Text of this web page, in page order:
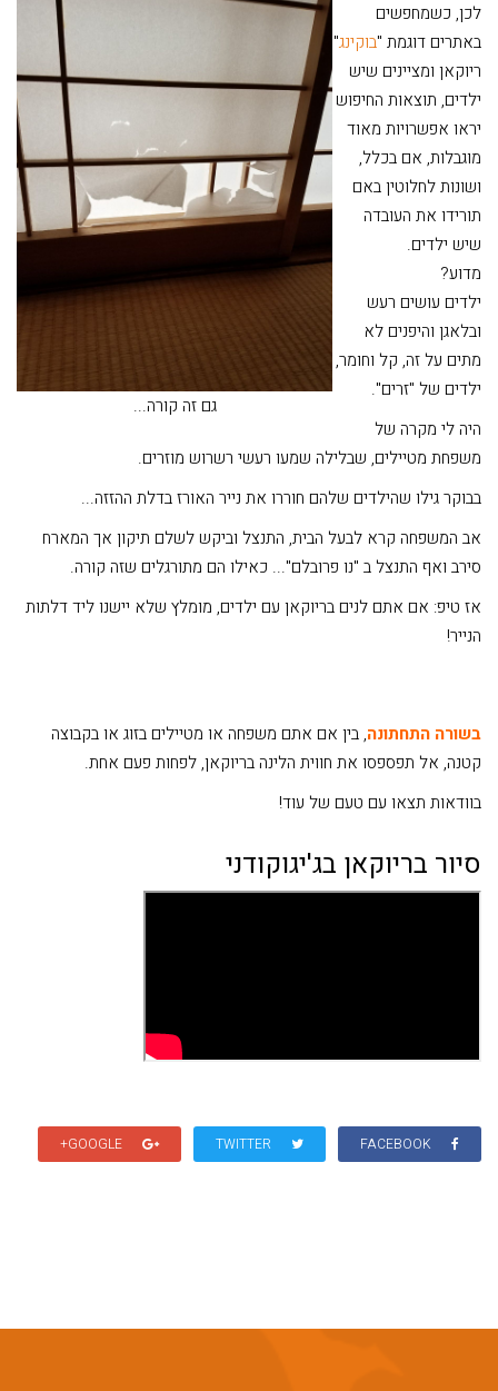
גם זה קורה...
לכן, כשמחפשים
באתרים דוגמת "בוקינג"
ריוקאן ומציינים שיש
ילדים, תוצאות החיפוש
יראו אפשרויות מאוד
מוגבלות, אם בכלל,
ושונות לחלוטין באם
תורידו את העובדה
שיש ילדים.
מדוע?
ילדים עושים רעש
ובלאגן והיפנים לא
מתים על זה, קל וחומר,
ילדים של "זרים".
היה לי מקרה של
משפחת מטיילים, שבלילה שמעו רעשי רשרוש מוזרים.
בבוקר גילו שהילדים שלהם חוררו את נייר האורז בדלת ההזזה...
אב המשפחה קרא לבעל הבית, התנצל וביקש לשלם תיקון אך המארח
סירב ואף התנצל ב "נו פרובלם"... כאילו הם מתורגלים שזה קורה.
אז טיפ: אם אתם לנים בריוקאן עם ילדים, מומלץ שלא יישנו ליד דלתות
הנייר!
בשורה התחתונה, בין אם אתם משפחה או מטיילים בזוג או בקבוצה
קטנה, אל תפספסו את חווית הלינה בריוקאן, לפחות פעם אחת.
בוודאות תצאו עם טעם של עוד!
סיור בריוקאן בג'יגוקודני
FACEBOOK
TWITTER
GOOGLE+